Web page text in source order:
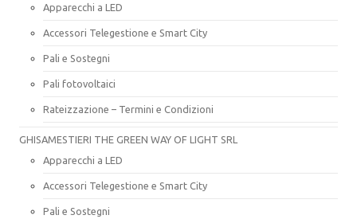
Apparecchi a LED
Accessori Telegestione e Smart City
Pali e Sostegni
Pali fotovoltaici
Rateizzazione – Termini e Condizioni
GHISAMESTIERI THE GREEN WAY OF LIGHT SRL
Apparecchi a LED
Accessori Telegestione e Smart City
Pali e Sostegni